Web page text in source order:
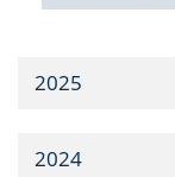
2025
2024